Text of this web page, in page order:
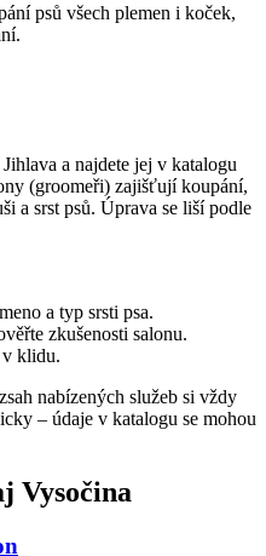
psů všech plemen i koček,
a najdete jej v katalogu
(groomeři) zajišťují koupání,
a srst psů. Úprava se liší podle
a typ srsti psa.
zkušenosti salonu.
v klidu.
nabízených služeb si vždy
– údaje v katalogu se mohou
Vysočina